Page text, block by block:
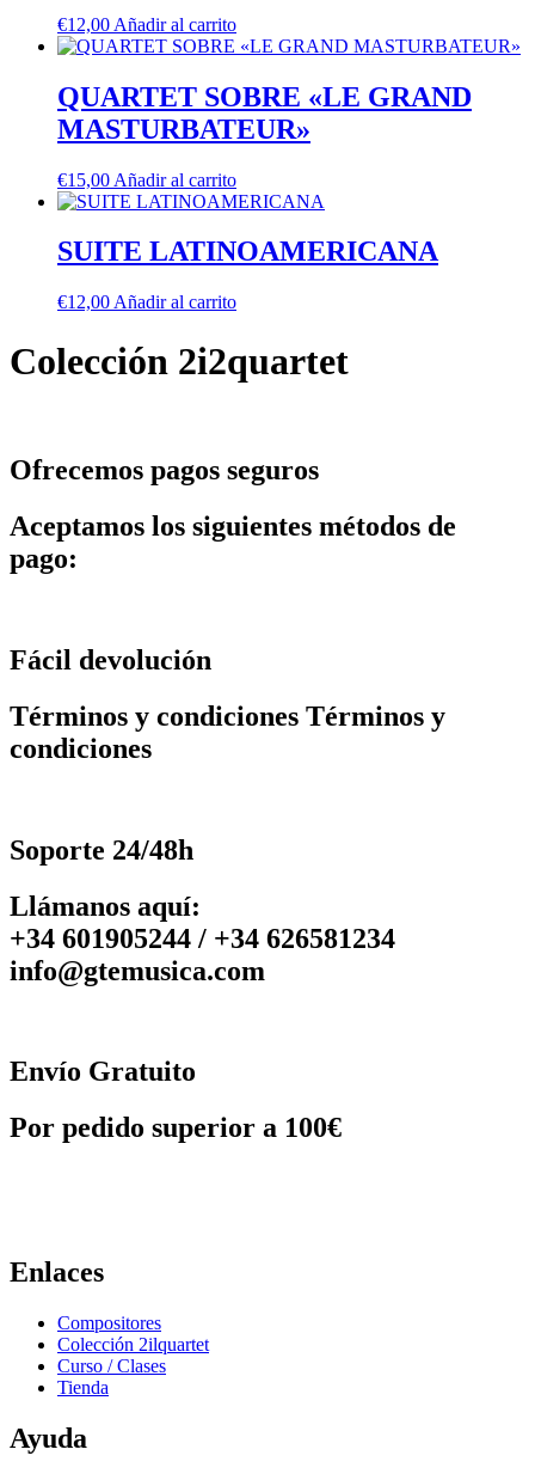
€12,00 Añadir al carrito
QUARTET SOBRE «LE GRAND
MASTURBATEUR»
€15,00 Añadir al carrito
SUITE LATINOAMERICANA
€12,00 Añadir al carrito
Colección 2i2quartet
Ofrecemos pagos seguros
Aceptamos los siguientes métodos de
pago:
Fácil devolución
Términos y condiciones Términos y
condiciones
Soporte 24/48h
Llámanos aquí:
+34 601905244 / +34 626581234
info@gtemusica.com
Envío Gratuito
Por pedido superior a 100€
Enlaces
Compositores
Colección 2ilquartet
Curso / Clases
Tienda
Ayuda